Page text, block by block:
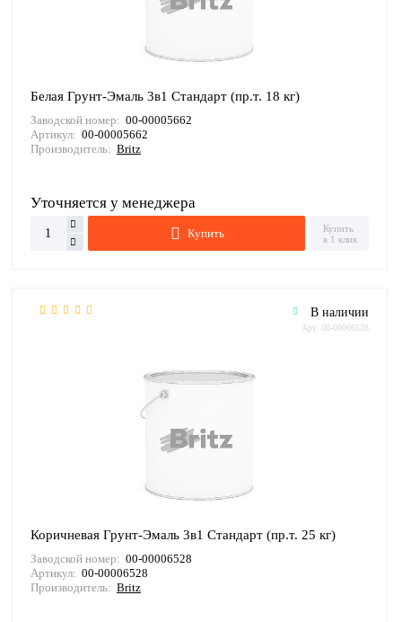
Белая Грунт-Эмаль 3в1 Стандарт (пр.т. 18 кг)
Заводской номер: 00-00005662
Артикул: 00-00005662
Производитель: Britz
Уточняется у менеджера
Купить
Купить
в 1 клик
В наличии
Арт: 00-00006528
Коричневая Грунт-Эмаль 3в1 Стандарт (пр.т. 25 кг)
Заводской номер: 00-00006528
Артикул: 00-00006528
Производитель: Britz